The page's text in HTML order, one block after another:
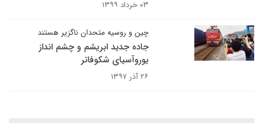
۰۳ خرداد ۱۳۹۹
چین و روسیه متحدان ناگزیر هستند
جاده جدید ابریشم و چشم انداز
یوروآسیای شکوفاتر
۲۶ آذر ۱۳۹۷